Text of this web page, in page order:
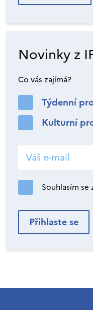
Novinky z
Co vás zajímá?
Týdenní
Kulturní
Souhlasím se